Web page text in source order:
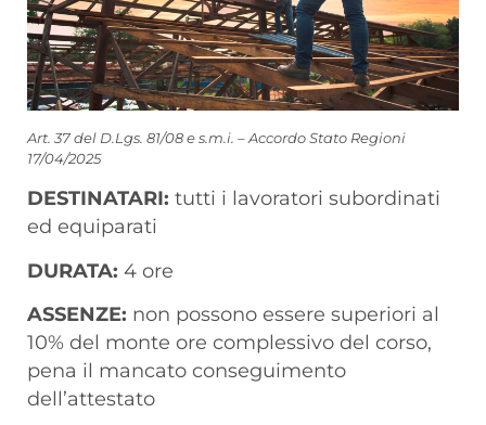
Art. 37 del D.Lgs. 81/08 e s.m.i. – Accordo Stato Regioni
17/04/2025
DESTINATARI: tutti i lavoratori subordinati
ed equiparati
DURATA: 4 ore
ASSENZE: non possono essere superiori al
10% del monte ore complessivo del corso,
pena il mancato conseguimento
dell’attestato